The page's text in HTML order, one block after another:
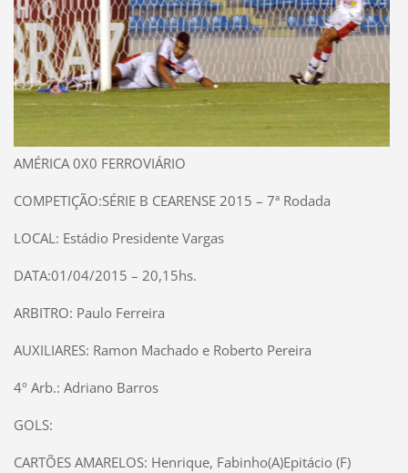
AMÉRICA 0X0 FERROVIÁRIO
COMPETIÇÃO:SÉRIE B CEARENSE 2015 – 7ª Rodada
LOCAL: Estádio Presidente Vargas
DATA:01/04/2015 – 20,15hs.
ARBITRO: Paulo Ferreira
AUXILIARES: Ramon Machado e Roberto Pereira
4º Arb.: Adriano Barros
GOLS:
CARTÕES AMARELOS: Henrique, Fabinho(A)Epitácio (F)